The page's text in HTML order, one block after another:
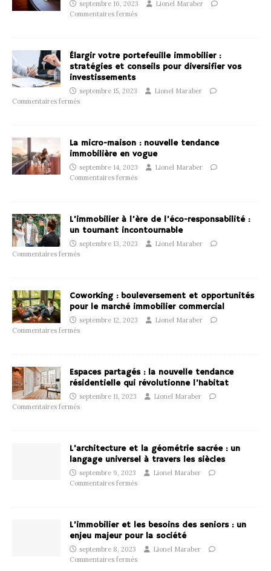
septembre 16, 2023
Lionel Maraber
Commentaires fermés
Élargir votre portefeuille immobilier :
stratégies et conseils pour diversifier vos
investissements
septembre 15, 2023
Lionel Maraber
Commentaires fermés
La micro-maison : nouvelle tendance
immobilière en vogue
septembre 14, 2023
Lionel Maraber
Commentaires fermés
L’immobilier à l’ère de l’éco-responsabilité :
un tournant incontournable
septembre 13, 2023
Lionel Maraber
Commentaires fermés
Coworking : bouleversement et opportunités
pour le marché immobilier commercial
septembre 12, 2023
Lionel Maraber
Commentaires fermés
Espaces partagés : la nouvelle tendance
résidentielle qui révolutionne l’habitat
septembre 11, 2023
Lionel Maraber
Commentaires fermés
L’architecture et la géométrie sacrée : un
langage universel à travers les siècles
septembre 9, 2023
Lionel Maraber
Commentaires fermés
L’immobilier et les besoins des seniors : un
enjeu majeur pour la société
septembre 8, 2023
Lionel Maraber
Commentaires fermés